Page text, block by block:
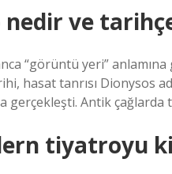
ve
“görüntü yeri”
hasat tanrısı Dionysos
gerçekleşti. Antik
tiyatroyu